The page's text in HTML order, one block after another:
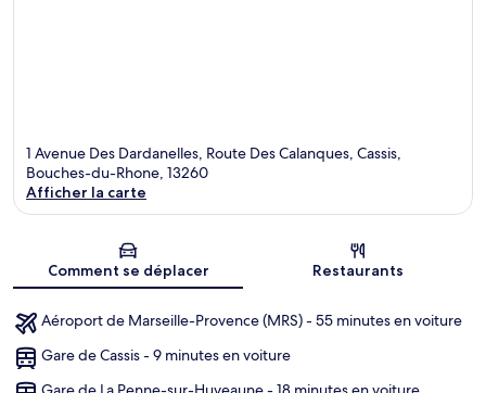
1 Avenue Des Dardanelles, Route Des Calanques, Cassis,
Bouches-du-Rhone, 13260
Afficher la carte
Comment se déplacer Restaurants
Aéroport de Marseille-Provence (MRS) - 55 minutes en voiture
Gare de Cassis - 9 minutes en voiture